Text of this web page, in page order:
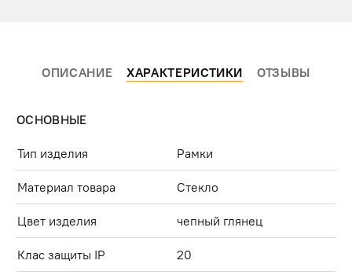
ОПИСАНИЕ ХАРАКТЕРИСТИКИ ОТЗЫВЫ
ОСНОВНЫЕ
Тип изделия Рамки
Материал товара Стекло
Цвет изделия чепный глянец
Клас защиты IP 20